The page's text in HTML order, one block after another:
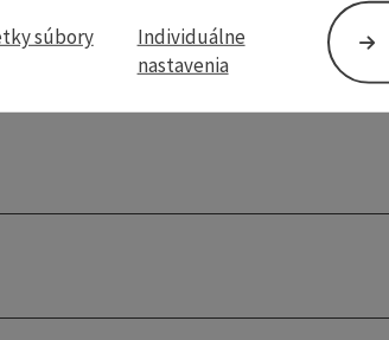
súbory
Individuálne
nastavenia